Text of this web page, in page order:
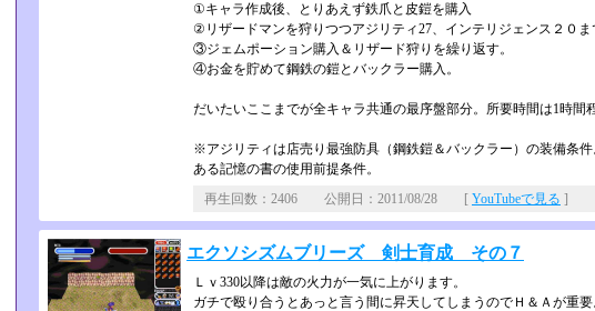
①キャラ作成後、とりあえず鉄爪と皮鎧を購入
②リザードマンを狩りつつアジリティ27、インテリジェンス２０ま
③ジェムポーション購入＆リザード狩りを繰り返す。
④お金を貯めて鋼鉄の鎧とバックラー購入。
だいたいここまでが全キャラ共通の最序盤部分。所要時間は1時間
※アジリティは店売り最強防具（鋼鉄鎧＆バックラー）の装備条
ある記憶の書の使用前提条件。
再生回数：2406 公開日：2011/08/28 [ YouTubeで見る ]
エクソシズムブリーズ 剣士育成 その７
Ｌｖ330以降は敵の火力が一気に上がります。
ガチで殴り合うとあっと言う間に昇天してしまうのでＨ＆Ａが重要